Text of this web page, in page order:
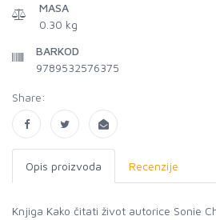
MASA
0.30 kg
BARKOD
9789532576375
Share:
Opis proizvoda Recenzije
Knjiga Kako čitati život autorice Sonie